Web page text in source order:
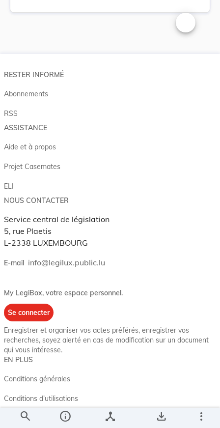
Changer la
search info device_hub save_alt more_vert
RESTER INFORMÉ
Abonnements
RSS
ASSISTANCE
Aide et à propos
Projet Casemates
ELI
NOUS CONTACTER
Service central de législation
5, rue Plaetis
L-2338 LUXEMBOURG
E-mail info@legilux.public.lu
My LegiBox, votre espace personnel.
Se connecter
Enregistrer et organiser vos actes préférés, enregistrer vos
recherches, soyez alerté en cas de modification sur un document
qui vous intéresse.
EN PLUS
Conditions générales
Conditions d’utilisations
Accessibilité